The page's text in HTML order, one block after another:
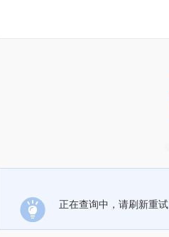
正在查询中，请刷新重试